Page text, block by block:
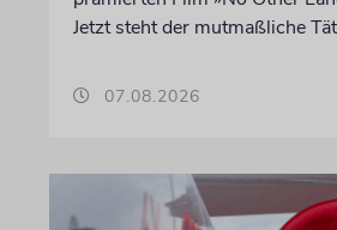
Jetzt steht der mutmaßliche
07.08.2026